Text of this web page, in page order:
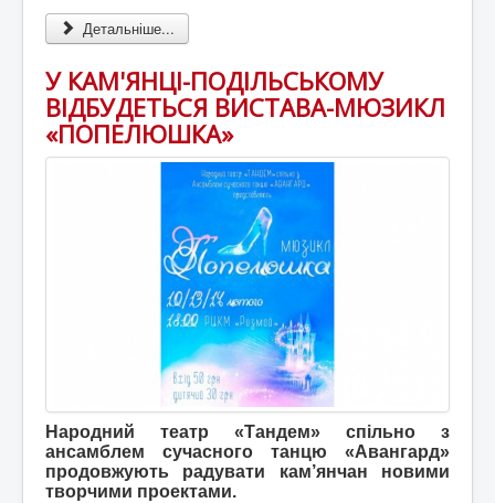
Детальніше...
У КАМ'ЯНЦІ-ПОДІЛЬСЬКОМУ
ВІДБУДЕТЬСЯ ВИСТАВА-МЮЗИКЛ
«ПОПЕЛЮШКА»
Народний театр «Тандем» спільно з
ансамблем сучасного танцю «Авангард»
продовжують радувати кам’янчан новими
творчими проектами.